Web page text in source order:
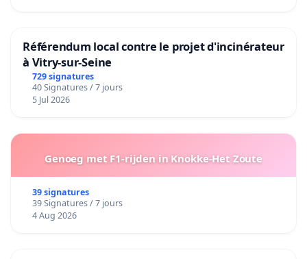
Référendum local contre le projet d'incinérateur
à Vitry-sur-Seine
729 signatures
40 Signatures / 7 jours
5 Jul 2026
Genoeg met F1-rijden in Knokke-Het Zoute
39 signatures
39 Signatures / 7 jours
4 Aug 2026